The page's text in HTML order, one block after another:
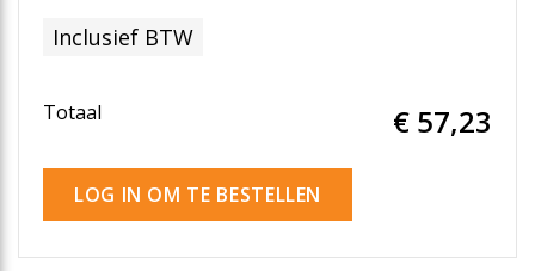
Inclusief BTW
Totaal € 57,23
LOG IN OM TE BESTELLEN